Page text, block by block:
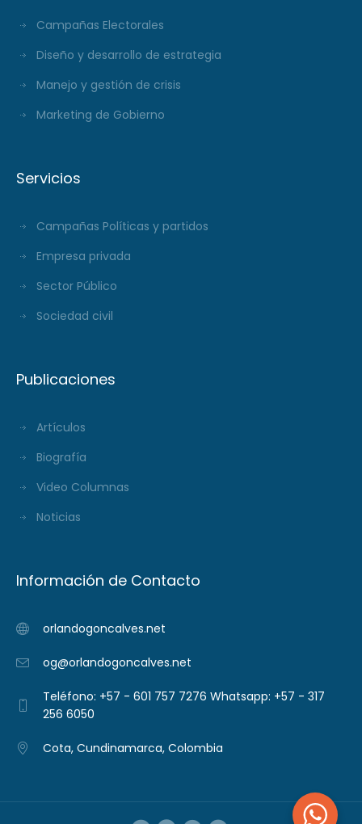
Campañas Electorales
Diseño y desarrollo de estrategia
Manejo y gestión de crisis
Marketing de Gobierno
Servicios
Campañas Políticas y partidos
Empresa privada
Sector Público
Sociedad civil
Publicaciones
Artículos
Biografía
Video Columnas
Noticias
Información de Contacto
orlandogoncalves.net
og@orlandogoncalves.net
Teléfono: +57 - 601 757 7276 Whatsapp: +57 - 317
256 6050
Cota, Cundinamarca, Colombia